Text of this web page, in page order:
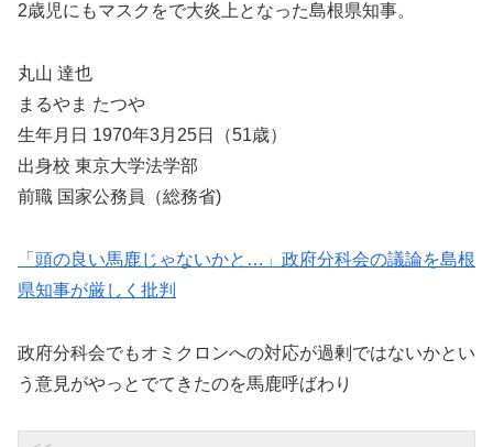
2歳児にもマスクをで大炎上となった島根県知事。
丸山 達也
まるやま たつや
生年月日 1970年3月25日（51歳）
出身校 東京大学法学部
前職 国家公務員（総務省)
「頭の良い馬鹿じゃないかと…」政府分科会の議論を島根
県知事が厳しく批判
政府分科会でもオミクロンへの対応が過剰ではないかとい
う意見がやっとでてきたのを馬鹿呼ばわり